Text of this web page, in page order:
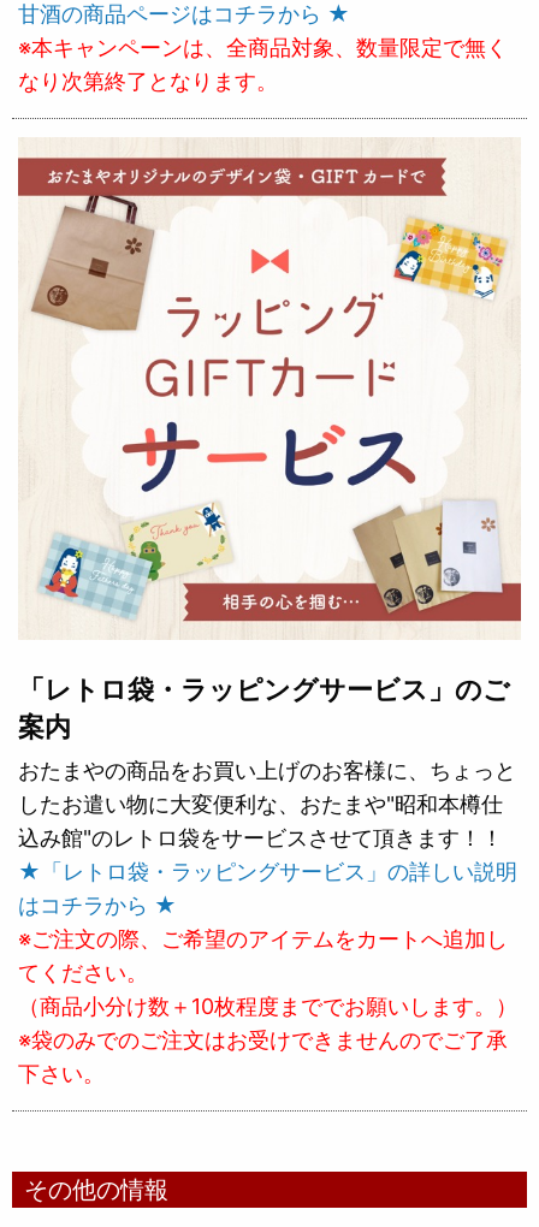
甘酒の商品ページはコチラから ★
※本キャンペーンは、全商品対象、数量限定で無く
なり次第終了となります。
「レトロ袋・ラッピングサービス」のご
案内
おたまやの商品をお買い上げのお客様に、ちょっと
したお遣い物に大変便利な、おたまや"昭和本樽仕
込み館"のレトロ袋をサービスさせて頂きます！！
★「レトロ袋・ラッピングサービス」の詳しい説明
はコチラから ★
※ご注文の際、ご希望のアイテムをカートへ追加し
てください。
（商品小分け数＋10枚程度まででお願いします。）
※袋のみでのご注文はお受けできませんのでご了承
下さい。
その他の情報